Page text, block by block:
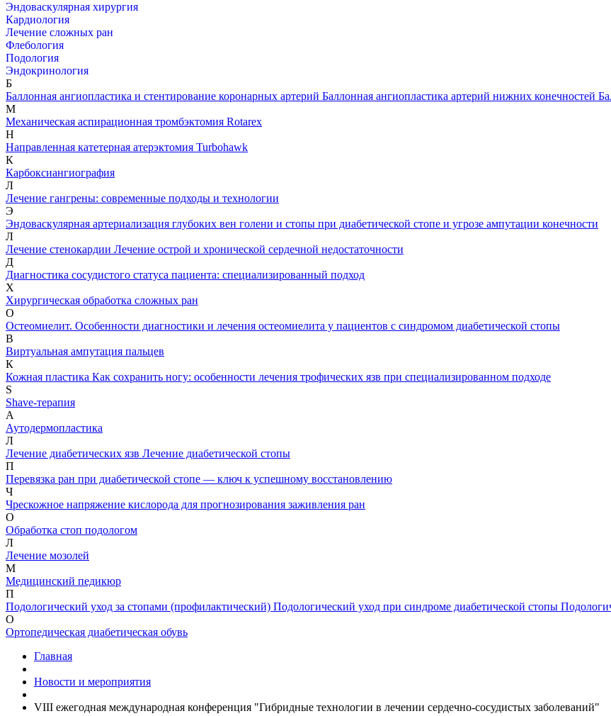
Эндоваскулярная хирургия
Кардиология
Лечение сложных ран
Флебология
Подология
Эндокринология
Б
Баллонная ангиопластика и стентирование коронарных артерий Баллонная ангиопластика артерий нижних конечностей
М
Механическая аспирационная тромбэктомия Rotarex
Н
Направленная катетерная атерэктомия Turbohawk
К
Карбоксиангиография
Л
Лечение гангрены: современные подходы и технологии
Э
Эндоваскулярная артериализация глубоких вен голени и стопы при диабетической стопе и угрозе ампутации конечности
Л
Лечение стенокардии Лечение острой и хронической сердечной недостаточности
Д
Диагностика сосудистого статуса пациента: специализированный подход
Х
Хирургическая обработка сложных ран
О
Остеомиелит. Особенности диагностики и лечения остеомиелита у пациентов с синдромом диабетической стопы
В
Виртуальная ампутация пальцев
К
Кожная пластика Как сохранить ногу: особенности лечения трофических язв при специализированном подходе
S
Shave-терапия
А
Аутодермопластика
Л
Лечение диабетических язв Лечение диабетической стопы
П
Перевязка ран при диабетической стопе — ключ к успешному восстановлению
Ч
Чрескожное напряжение кислорода для прогнозирования заживления ран
О
Обработка стоп подологом
Л
Лечение мозолей
М
Медицинский педикюр
П
Подологический уход за стопами (профилактический) Подологический уход при синдроме диабетической стопы
О
Ортопедическая диабетическая обувь
Главная
Новости и мероприятия
VIII ежегодная международная конференция "Гибридные технологии в лечении сердечно-сосудистых заболеваний"